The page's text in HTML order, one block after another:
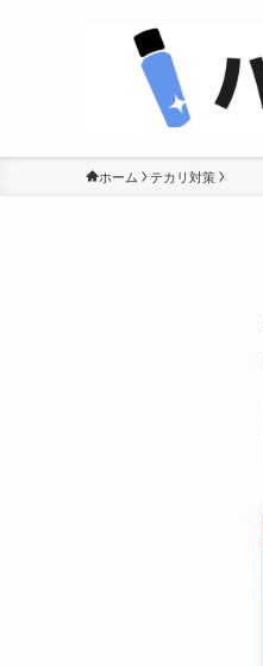
ホーム テカリ対策